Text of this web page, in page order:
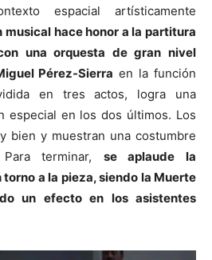
espacial artísticamente
musical hace honor a la partitura
una orquesta de gran nivel
Pérez-Sierra en la función
en tres actos, logra una
especial en los dos últimos. Los
bien y muestran una costumbre
terminar, se aplaude la
a la pieza, siendo la Muerte
un efecto en los asistentes